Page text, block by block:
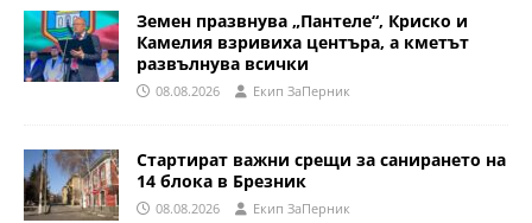
Земен празвнува „Пантеле“, Криско и
Камелия взривиха центъра, а кметът
развълнува всички
08.08.2026 Eкип ЗаПерник
Стартират важни срещи за санирането на
14 блока в Брезник
08.08.2026 Eкип ЗаПерник